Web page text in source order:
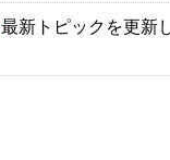
最新トピックを更新